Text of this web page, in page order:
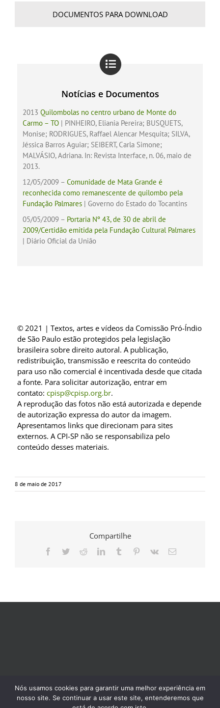
DOCUMENTOS PARA DOWNLOAD
Notícias e Documentos
2013Quilombolas no centro urbano de Monte do
Carmo – TO | PINHEIRO, Eliania Pereira; BUSQUETS,
Monise; RODRIGUES, Raffael Alencar Mesquita; SILVA,
Jéssica Barros Aguiar; SEIBERT, Carla Simone;
MALVÁSIO, Adriana. In: Revista Interface, n. 06, maio de
2013.
12/05/2009 –Comunidade de Mata Grande é
reconhecida como remanescente de quilombo pela
Fundação Palmares | Governo do Estado do Tocantins
05/05/2009 – Portaria Nº 43, de 30 de abril de
2009/Certidão emitida pela Fundação Cultural Palmares
| Diário Oficial da União
© 2021 | Textos, artes e vídeos da Comissão Pró-Índio
de São Paulo estão protegidos pela legislação
brasileira sobre direito autoral. A publicação,
redistribuição, transmissão e reescrita do conteúdo
para uso não comercial é incentivada desde que citada
a fonte. Para solicitar autorização, entrar em
contato: cpisp@cpisp.org.br.
A reprodução das fotos não está autorizada e depende
de autorização expressa do autor da imagem.
Apresentamos links que direcionam para sites
externos. A CPI-SP não se responsabiliza pelo
conteúdo desses materiais.
8 de maio de 2017
Compartilhe
Facebook
TwitterRedditLinkedInTumblr Pinterest
Vk
E-
Nós usamos cookies para garantir uma melhor experiência em
nosso site. Se continuar a usar este site, entenderemos que